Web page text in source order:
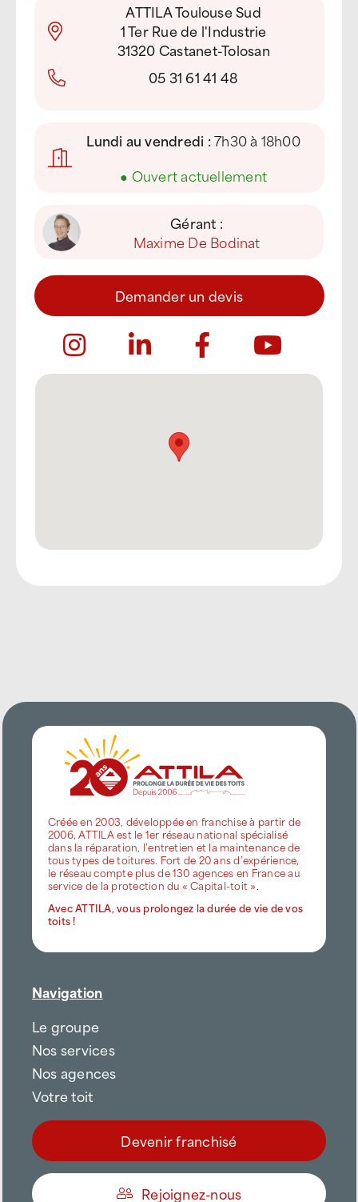
ATTILA Toulouse Sud
1 Ter Rue de l'Industrie
31320 Castanet-Tolosan
05 31 61 41 48
Lundi au vendredi :7h30 à 18h00
● Ouvert actuellement
Gérant :
Maxime De Bodinat
Demander un devis
Créée en 2003, développée en franchise à partir de
2006, ATTILA est le 1er réseau national spécialisé
dans la réparation, l’entretien et la maintenance de
tous types de toitures. Fort de 20 ans d’expérience,
le réseau compte plus de 130 agences en France au
service de la protection du « Capital-toit ».
Avec ATTILA, vous prolongez la durée de vie de vos
toits !
Navigation
Le groupe
Nos services
Nos agences
Votre toit
Devenir franchisé
Rejoignez-nous